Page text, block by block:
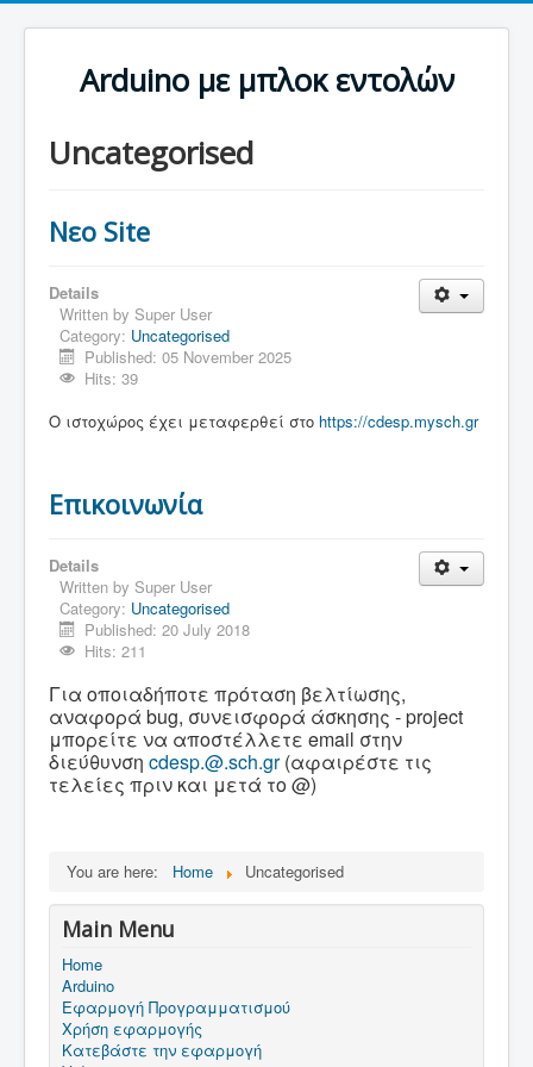
Arduino με μπλοκ εντολών
Uncategorised
Νεο Site
Details
Written by Super User
Category: Uncategorised
Published: 05 November 2025
Hits: 39
Ο ιστοχώρος έχει μεταφερθεί στο https://cdesp.mysch.gr
Επικοινωνία
Details
Written by Super User
Category: Uncategorised
Published: 20 July 2018
Hits: 211
Για οποιαδήποτε πρόταση βελτίωσης,
αναφορά bug, συνεισφορά άσκησης - project
μπορείτε να αποστέλλετε email στην
διεύθυνση cdesp.@.sch.gr(αφαιρέστε τις
τελείες πριν και μετά το @)
You are here: Home Uncategorised
Main Menu
Home
Arduino
Εφαρμογή Προγραμματισμού
Χρήση εφαρμογής
Κατεβάστε την εφαρμογή